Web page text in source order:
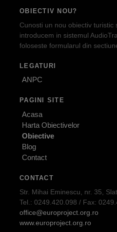
OBIECTIV NOU?
Cunosti un nou obiectiv turistic
introducem in sistemul
foloseste formularul din
LEGATURI
ANPC
PAGINI SITE
Acasa
Harta Obiectivelor
Obiective
Blog
Contact
CONTACT
Str. Mihai Eminescu, nr. 35,
Tel.: 0249.420.098 / Fax:
office@europroject.org.ro
www.europroject.org.ro